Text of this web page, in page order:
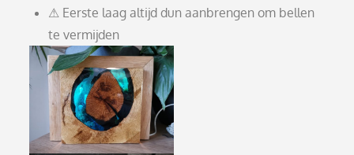
⚠ Eerste laag altijd dun aanbrengen om bellen
te vermijden